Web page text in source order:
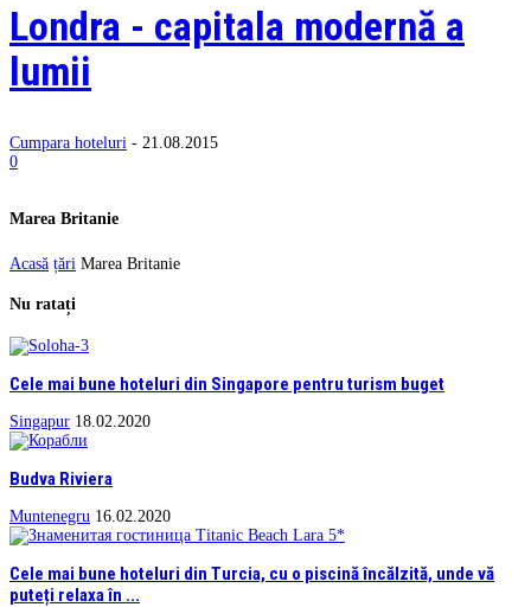
Londra - capitala modernă a
lumii
Cumpara hoteluri - 21.08.2015
0
Marea Britanie
Acasă țări Marea Britanie
Nu ratați
Cele mai bune hoteluri din Singapore pentru turism buget
Singapur 18.02.2020
Budva Riviera
Muntenegru 16.02.2020
Cele mai bune hoteluri din Turcia, cu o piscină încălzită, unde vă
puteți relaxa în ...